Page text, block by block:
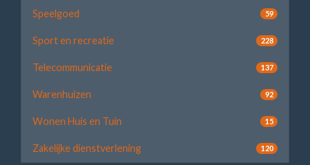
Speelgoed 59
Sport en recreatie 228
Telecommunicatie 137
Warenhuizen 92
Wonen Huis en Tuin 15
Zakelijke dienstverlening 120